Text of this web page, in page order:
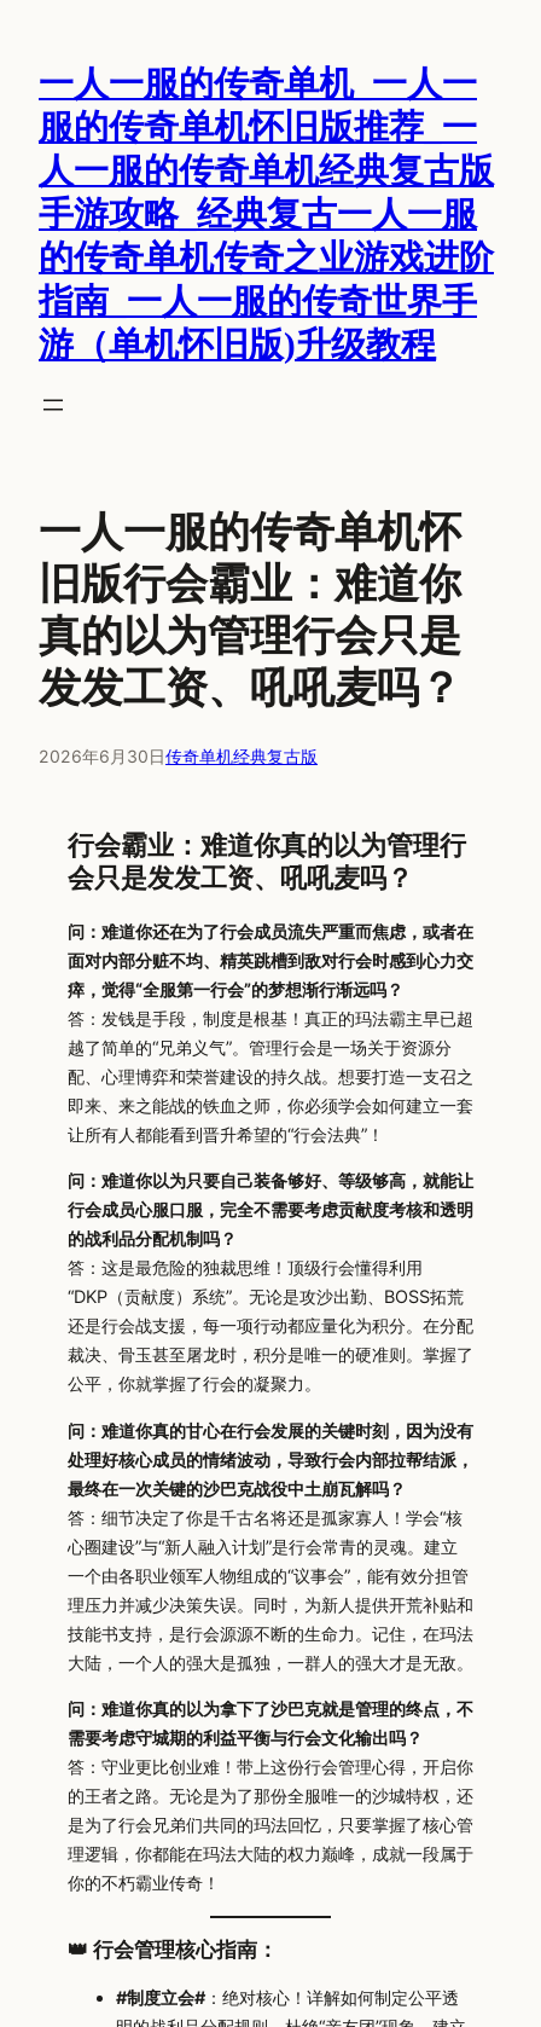
一人一服的传奇单机_一人一
服的传奇单机怀旧版推荐_一
人一服的传奇单机经典复古版
手游攻略_经典复古一人一服
的传奇单机传奇之业游戏进阶
指南_一人一服的传奇世界手
游（单机怀旧版)升级教程
一人一服的传奇单机怀
旧版行会霸业：难道你
真的以为管理行会只是
发发工资、吼吼麦吗？
2026年6月30日传奇单机经典复古版
行会霸业：难道你真的以为管理行
会只是发发工资、吼吼麦吗？
问：难道你还在为了行会成员流失严重而焦虑，或者在
面对内部分赃不均、精英跳槽到敌对行会时感到心力交
瘁，觉得“全服第一行会”的梦想渐行渐远吗？
答：发钱是手段，制度是根基！真正的玛法霸主早已超
越了简单的“兄弟义气”。管理行会是一场关于资源分
配、心理博弈和荣誉建设的持久战。想要打造一支召之
即来、来之能战的铁血之师，你必须学会如何建立一套
让所有人都能看到晋升希望的“行会法典”！
问：难道你以为只要自己装备够好、等级够高，就能让
行会成员心服口服，完全不需要考虑贡献度考核和透明
的战利品分配机制吗？
答：这是最危险的独裁思维！顶级行会懂得利用
“DKP（贡献度）系统”。无论是攻沙出勤、BOSS拓荒
还是行会战支援，每一项行动都应量化为积分。在分配
裁决、骨玉甚至屠龙时，积分是唯一的硬准则。掌握了
公平，你就掌握了行会的凝聚力。
问：难道你真的甘心在行会发展的关键时刻，因为没有
处理好核心成员的情绪波动，导致行会内部拉帮结派，
最终在一次关键的沙巴克战役中土崩瓦解吗？
答：细节决定了你是千古名将还是孤家寡人！学会“核
心圈建设”与“新人融入计划”是行会常青的灵魂。建立
一个由各职业领军人物组成的“议事会”，能有效分担管
理压力并减少决策失误。同时，为新人提供开荒补贴和
技能书支持，是行会源源不断的生命力。记住，在玛法
大陆，一个人的强大是孤独，一群人的强大才是无敌。
问：难道你真的以为拿下了沙巴克就是管理的终点，不
需要考虑守城期的利益平衡与行会文化输出吗？
答：守业更比创业难！带上这份行会管理心得，开启你
的王者之路。无论是为了那份全服唯一的沙城特权，还
是为了行会兄弟们共同的玛法回忆，只要掌握了核心管
理逻辑，你都能在玛法大陆的权力巅峰，成就一段属于
你的不朽霸业传奇！
👑 行会管理核心指南：
#制度立会#：绝对核心！详解如何制定公平透